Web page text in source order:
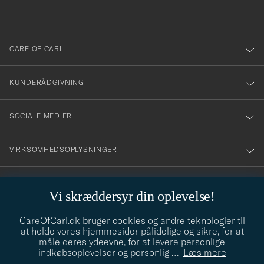
Vi skræddersyr din oplevelse!
CareOfCarl.dk bruger cookies og andre teknologier til
at holde vores hjemmesider pålidelige og sikre, for at
måle deres ydeevne, for at levere personlige
indkøbsoplevelser og personlig … Læs mere
dig
till
vårt
nyhetsbrev!
CARE OF CARL
KUNDERÅDGIVNING
SOCIALE MEDIER
VIRKSOMHEDSOPLYSNINGER
info@careofcarl.dk
Behøver du hjælp til at finde din stil? Lad os hjælpe dig, vi hjælper
gerne til!
STILRÅD